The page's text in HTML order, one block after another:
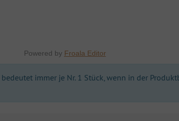
Powered by Froala Editor
immer je Nr. 1 Stück, wenn in der